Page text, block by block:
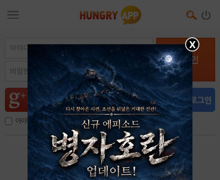
로그인
아이디, 이메일 저장
아이디 / 비밀번호 찾기 회원가입
X